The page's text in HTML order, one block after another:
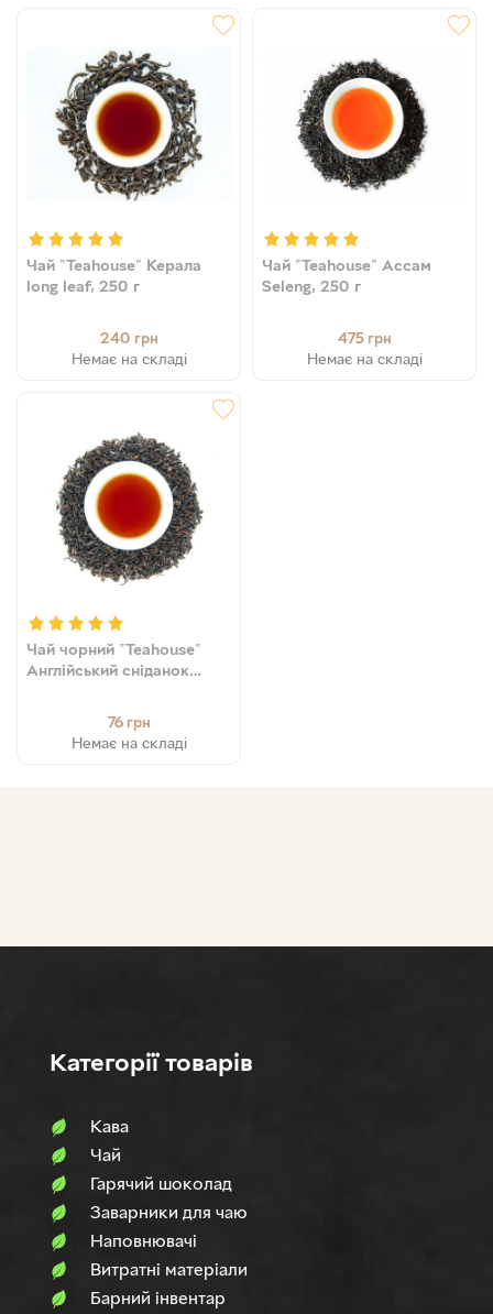
Чай "Teahouse" Керала
long leaf, 250 г
240 грн
Немає на складі
Чай "Teahouse" Ассам
Seleng, 250 г
475 грн
Немає на складі
Чай чорний "Teahouse"
Англійський сніданок
76 грн
Немає на складі
Категорії товарів
Кава
Чай
Гарячий шоколад
Заварники для чаю
Наповнювачi
Витратні матеріали
Барний інвентар